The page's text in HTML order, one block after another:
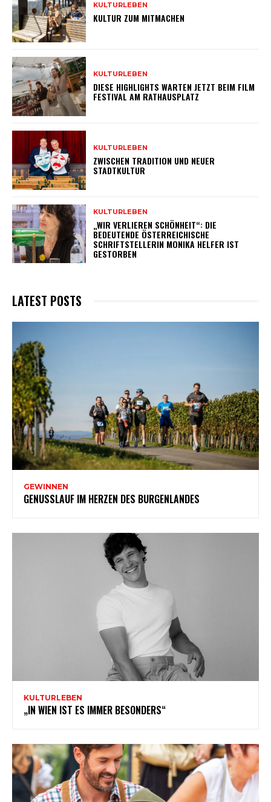
KULTURLEBEN
KULTUR ZUM MITMACHEN
KULTURLEBEN
DIESE HIGHLIGHTS WARTEN JETZT BEIM FILM
FESTIVAL AM RATHAUSPLATZ
KULTURLEBEN
ZWISCHEN TRADITION UND NEUER
STADTKULTUR
KULTURLEBEN
„WIR VERLIEREN SCHÖNHEIT“: DIE
BEDEUTENDE ÖSTERREICHISCHE
SCHRIFTSTELLERIN MONIKA HELFER IST
GESTORBEN
LATEST POSTS
GEWINNEN
GENUSSLAUF IM HERZEN DES BURGENLANDES
KULTURLEBEN
„IN WIEN IST ES IMMER BESONDERS“